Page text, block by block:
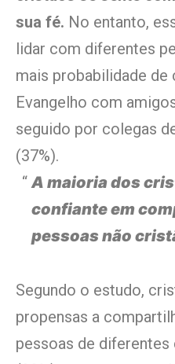
sua fé. No entanto,
lidar com diferentes
mais probabilidade de
Evangelho com
seguido por colegas
(37%).
A maioria dos
confiante em
pessoas não
Segundo o estudo,
propensas a
pessoas de